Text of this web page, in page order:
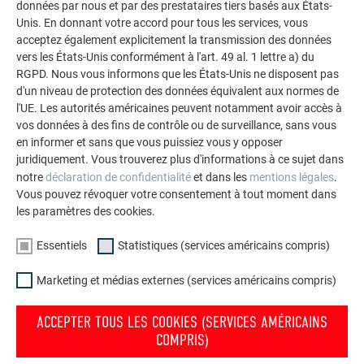
durables de PREFA pour toitures, systèmes solaires et
façades.
VOIR DAVANTAGE DE RÉFÉRENCES
données par nous et par des prestataires tiers basés aux États-
Unis. En donnant votre accord pour tous les services, vous
acceptez également explicitement la transmission des données
vers les États-Unis conformément à l'art. 49 al. 1 lettre a) du
RGPD. Nous vous informons que les États-Unis ne disposent pas
d'un niveau de protection des données équivalent aux normes de
l'UE. Les autorités américaines peuvent notamment avoir accès à
vos données à des fins de contrôle ou de surveillance, sans vous
en informer et sans que vous puissiez vous y opposer
juridiquement. Vous trouverez plus d'informations à ce sujet dans
notredéclaration de confidentialitéet dans les mentions légales.
Vous pouvez révoquer votre consentement à tout moment dans
les paramètres des cookies.
Essentiels Statistiques (services américains compris)
Marketing et médias externes (services américains compris)
ACCEPTER TOUS LES COOKIES (SERVICES AMÉRICAINS
COMPRIS)